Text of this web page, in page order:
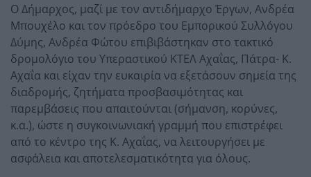
Ο Δήμαρχος, μαζί με τον αντιδήμαρχο Έργων, Ανδρέα
Μπουχέλο και τον πρόεδρο του Εμπορικού Συλλόγου
Δύμης, Ανδρέα Φώτου επιβιβάστηκαν στο τακτικό
δρομολόγιο του Υπεραστικού ΚΤΕΛ Αχαΐας, Πάτρα- Κ.
Αχαΐα και είχαν την ευκαιρία να εξετάσουν σημεία της
διαδρομής, ζητήματα προσβασιμότητας και
παρεμβάσεις που απαιτούνται (σήμανση, κορύνες,
κ.α.), ώστε η συγκοινωνιακή γραμμή που επιστρέφει
από το κέντρο της Κ. Αχαΐας, να λειτουργήσει με
ασφάλεια και αποτελεσματικότητα για όλους.